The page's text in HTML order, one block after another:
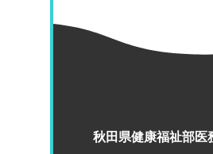
秋田県健康福祉部